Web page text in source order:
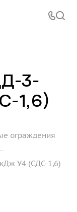
3-
1,6)
ограждения
У4 (СДС-1,6)